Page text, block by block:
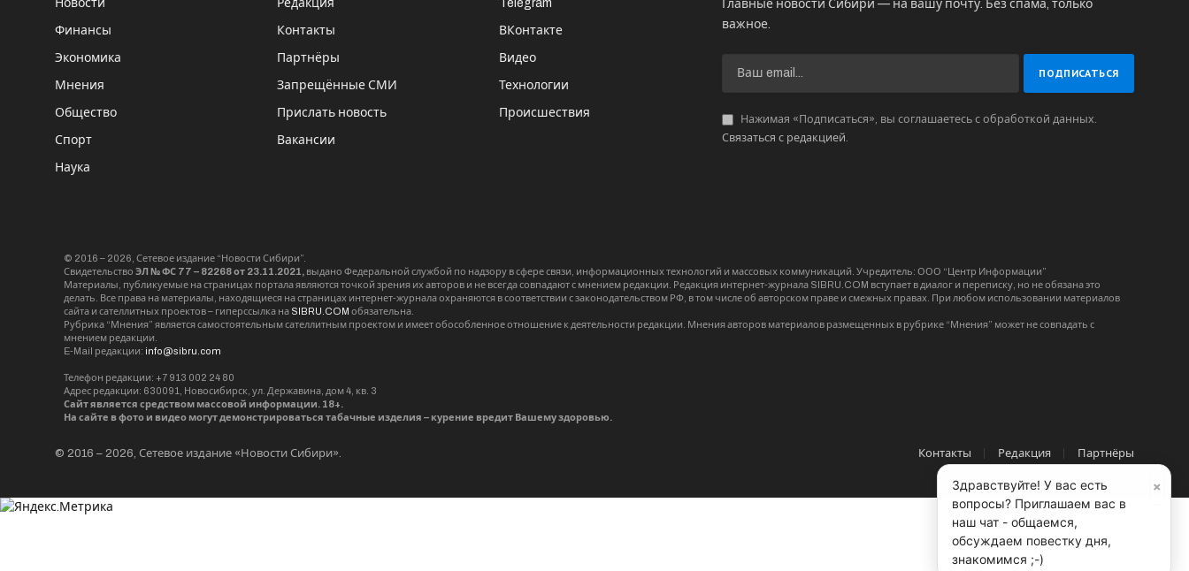
Новости
Финансы
Экономика
Мнения
Общество
Спорт
Наука
Редакция
Контакты
Партнёры
Запрещённые СМИ
Прислать новость
Вакансии
Telegram
ВКонтакте
Видео
Технологии
Происшествия
Главные новости Сибири — на вашу почту. Без спама, только
важное.
Нажимая «Подписаться», вы соглашаетесь с обработкой данных.
Связаться с редакцией
© 2016 – 2026, Сетевое издание “Новости Сибири”.
Свидетельство ЭЛ № ФС 77 – 82268 от 23.11.2021, выдано Федеральной службой по надзору в сфере связи, информационных технологий и массовых коммуникаций. Учредитель: ООО “Центр Информации”
Материалы, публикуемые на страницах портала являются точкой зрения их авторов и не всегда совпадают с мнением редакции. Редакция интернет-журнала SIBRU.COM вступает в диалог и переписку, но не обязана это
делать. Все права на материалы, находящиеся на страницах интернет-журнала охраняются в соответствии с законодательством РФ, в том числе об авторском праве и смежных правах. При любом использовании материалов
сайта и сателлитных проектов – гиперссылка на SIBRU.COM обязательна.
Рубрика “Мнения” является самостоятельным сателлитным проектом и имеет обособленное отношение к деятельности редакции. Мнения авторов материалов размещенных в рубрике “Мнения” может не совпадать с
мнением редакции.
E-Mail редакции: info@sibru.com
Телефон редакции: +7 913 002 24 80
Адрес редакции: 630091, Новосибирск, ул. Державина, дом 4, кв. 3
Сайт является средством массовой информации. 18+.
На сайте в фото и видео могут демонстрироваться табачные изделия – курение вредит Вашему здоровью.
© 2016 – 2026, Сетевое издание «Новости Сибири». Контакты Редакция Партнёры
×
Здравствуйте! У вас есть
вопросы? Приглашаем вас в
наш чат - общаемся,
обсуждаем повестку дня,
знакомимся ;-)